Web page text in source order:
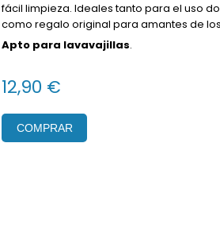
fácil limpieza. Ideales tanto para el uso
como regalo original para amantes de
Apto para lavavajillas.
12,90 €
COMPRAR